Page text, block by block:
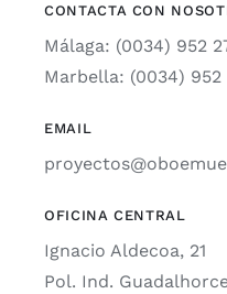
CONTACTA CON
Málaga: (0034) 952
Marbella: (0034) 952
EMAIL
OFICINA CENTRAL
Ignacio Aldecoa, 21
Pol. Ind.